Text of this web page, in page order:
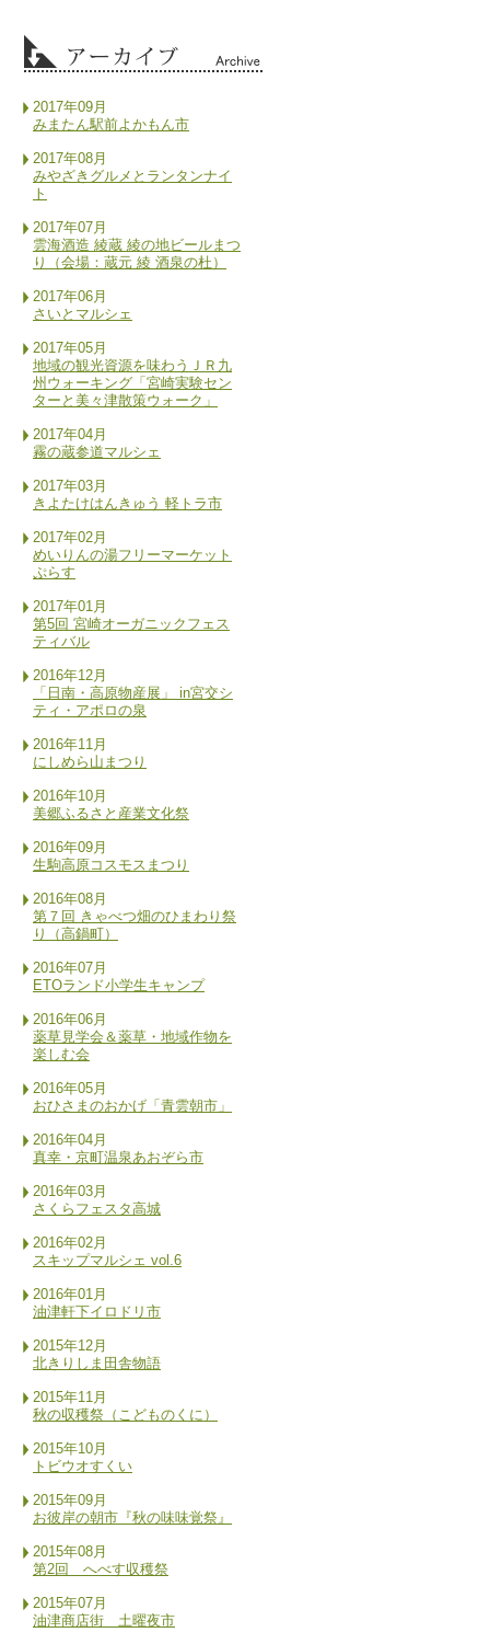
2017年09月
みまたん駅前よかもん市
2017年08月
みやざきグルメとランタンナイ
ト
2017年07月
雲海酒造 綾蔵 綾の地ビールまつ
り（会場：蔵元 綾 酒泉の杜）
2017年06月
さいとマルシェ
2017年05月
地域の観光資源を味わうＪＲ九
州ウォーキング「宮崎実験セン
ターと美々津散策ウォーク」
2017年04月
霧の蔵参道マルシェ
2017年03月
きよたけはんきゅう 軽トラ市
2017年02月
めいりんの湯フリーマーケット
ぷらす
2017年01月
第5回 宮崎オーガニックフェス
ティバル
2016年12月
「日南・高原物産展」 in宮交シ
ティ・アポロの泉
2016年11月
にしめら山まつり
2016年10月
美郷ふるさと産業文化祭
2016年09月
生駒高原コスモスまつり
2016年08月
第７回 きゃべつ畑のひまわり祭
り（高鍋町）
2016年07月
ETOランド小学生キャンプ
2016年06月
薬草見学会＆薬草・地域作物を
楽しむ会
2016年05月
おひさまのおかげ「青雲朝市」
2016年04月
真幸・京町温泉あおぞら市
2016年03月
さくらフェスタ高城
2016年02月
スキップマルシェ vol.6
2016年01月
油津軒下イロドリ市
2015年12月
北きりしま田舎物語
2015年11月
秋の収穫祭（こどものくに）
2015年10月
トビウオすくい
2015年09月
お彼岸の朝市『秋の味味覚祭』
2015年08月
第2回 へべす収穫祭
2015年07月
油津商店街 土曜夜市